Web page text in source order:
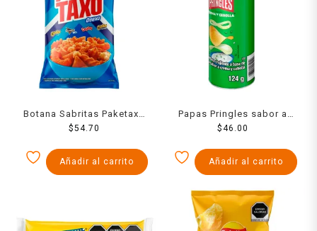
Botana Sabritas Paketaxo
Quexo surtida 208 g
$54.70
Añadir al carrito
Papas Pringles sabor a
crema y cebolla 124 g
$46.00
Añadir al carrito